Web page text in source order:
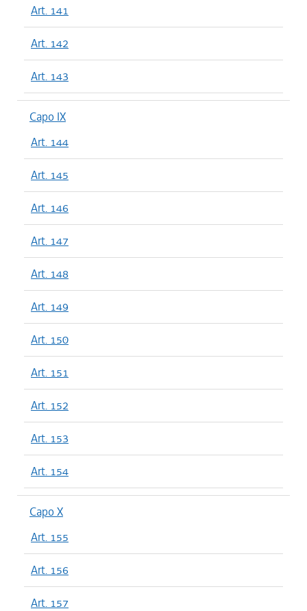
Art. 141
Art. 142
Art. 143
Capo IX
Art. 144
Art. 145
Art. 146
Art. 147
Art. 148
Art. 149
Art. 150
Art. 151
Art. 152
Art. 153
Art. 154
Capo X
Art. 155
Art. 156
Art. 157